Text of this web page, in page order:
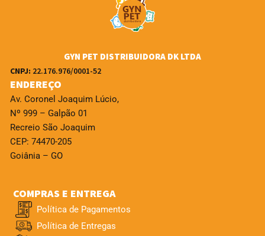
GYN PET DISTRIBUIDORA DK LTDA
CNPJ: 22.176.976/0001-52
ENDEREÇO
Av. Coronel Joaquim Lúcio,
Nº 999 – Galpão 01
Recreio São Joaquim
CEP: 74470-205
Goiânia – GO
COMPRAS E ENTREGA
Política de Pagamentos
Política de Entregas